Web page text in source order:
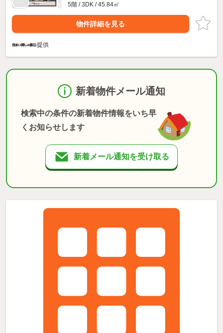
5階 / 3DK / 45.84㎡
物件詳細を見る
提供
新着物件メール通知
検索中の条件の新着物件情報をいち早
くお知らせします
新着メール通知を受け取る